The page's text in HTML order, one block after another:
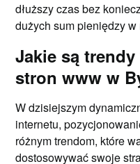
dłuższy czas bez
dużych sum pieniędzy w
Jakie są
stron www w
W dzisiejszym
internetu,
różnym trendom, które
dostosowywać swoje